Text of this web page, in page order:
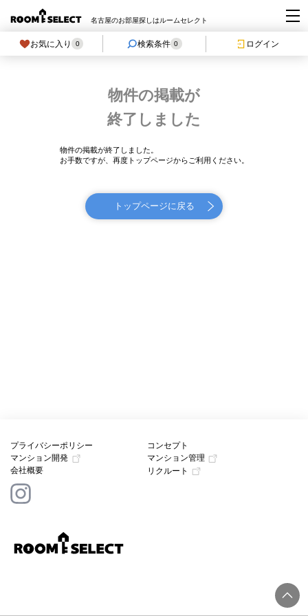
名古屋のお部屋探しはルームセレクト
お気に入り 0 検索条件 0 ログイン
物件の掲載が
終了しました
物件の掲載が終了しました。
お手数ですが、再度トップページからご利用ください。
トップページに戻る
プライバシーポリシー
コンセプト
マンション開発
マンション管理
会社概要
リクルート